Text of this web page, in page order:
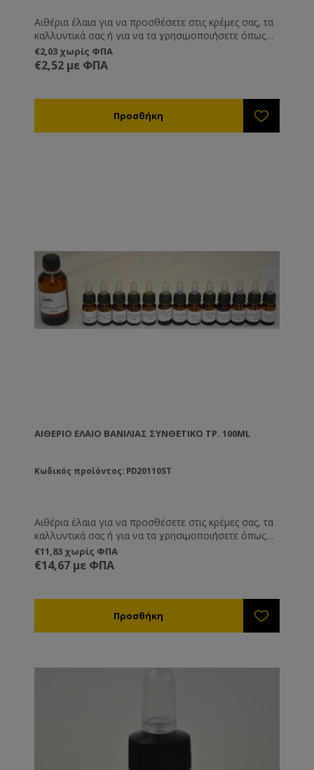
Αιθέρια έλαια για να προσθέσετε στις κρέμες σας, τα
καλλυντικά σας ή για να τα χρησιμοποιήσετε όπως
εσείς επιθυμείτε.
€2,03 χωρίς ΦΠΑ
€2,52 με ΦΠΑ
ΑΙΘΈΡΙΟ ΕΛΑΙΟ ΒΑΝΊΛΙΑΣ ΣΥΝΘΕΤΙΚΌ ΤΡ. 100ML
Κωδικός προϊόντος: PD20110ST
Αιθέρια έλαια για να προσθέσετε στις κρέμες σας, τα
καλλυντικά σας ή για να τα χρησιμοποιήσετε όπως
εσείς επιθυμείτε.
€11,83 χωρίς ΦΠΑ
€14,67 με ΦΠΑ